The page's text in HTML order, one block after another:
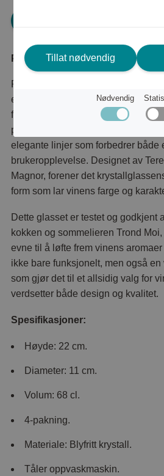
Produktbeskrivelse
Rødvinsglasset fra Fryd-serien,
er en hyllest til nytelse og
fest. Med en romslig kapasitet på
perfekt for fyldige rødviner og
elegante linjer som forbedrer både
brukeropplevelse. Designet av
Magnor, forener det
form som lar vinens farge og
Dette glasset er testet og godkjent
kokken og sommelieren Trond
evne til å løfte frem vinens
ikke bare funksjonelt, men også
som gjør det til et allsidig valg for
verdsetter både design og kvalitet.
Spesifikasjoner:
Høyde: 22 cm.
Diameter: 11 cm.
Volum: 68 cl.
4-pakning.
Materiale: Blyfritt krystall.
Tåler oppvaskmaskin.
Tillat nødvendig
Nødvendig